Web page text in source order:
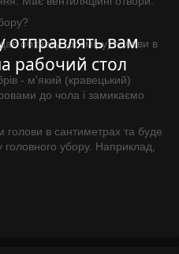
отправлять вам
рабочий стол
обхвату (розміру) голови в
- м'який (кравецький)
до чола і замикаємо
в сантиметрах та буде
головного убору. Наприклад,